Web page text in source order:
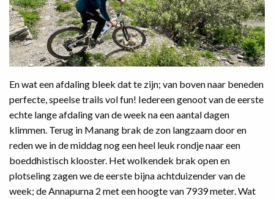
En wat een afdaling bleek dat te zijn; van boven naar beneden
perfecte, speelse trails vol fun! Iedereen genoot van de eerste
echte lange afdaling van de week na een aantal dagen
klimmen. Terug in Manang brak de zon langzaam door en
reden we in de middag nog een heel leuk rondje naar een
boeddhistisch klooster. Het wolkendek brak open en
plotseling zagen we de eerste bijna achtduizender van de
week; de Annapurna 2 met een hoogte van 7939 meter. Wat